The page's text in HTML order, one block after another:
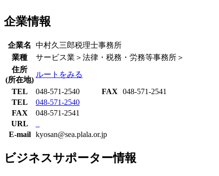
企業情報
企業名
中村久三郎税理士事務所
業種
サービス業＞法律・税務・労務等事務所＞
住所
(所在地)
ルートをみる
TEL 048-571-2540 FAX
048-571-2541
TEL
048-571-2540
FAX
048-571-2541
URL
E-mail
kyosan@sea.plala.or.jp
ビジネスサポーター情報